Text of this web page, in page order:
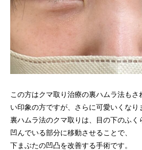
この方はクマ取り治療の裏ハムラ法もさ
い印象の方ですが、さらに可愛いくなり
裏ハムラ法のクマ取りは、目の下のふく
凹んでいる部分に移動させることで、
下まぶたの凹凸を改善する手術です。